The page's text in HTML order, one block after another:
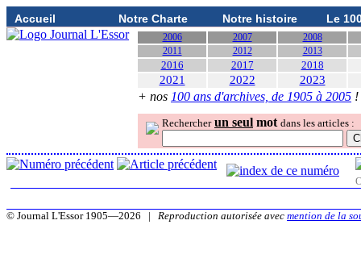
Accueil Notre Charte Notre histoire Le
2006 2007
2008
2011
2012 2013
2016 2017 2018
2021 2022 2023
+ nos 100 ans d'archives, de 1905 à 2005 !
Rechercher un seul mot dans les articles :
© Journal L'Essor 1905—2026 | Reproduction autorisée avec mention de la